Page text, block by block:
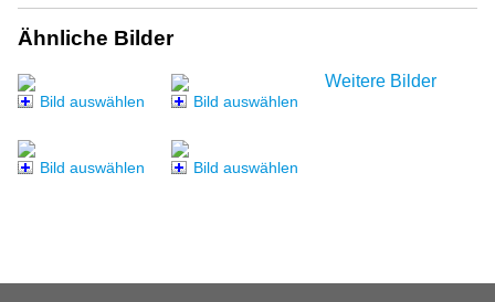
Ähnliche Bilder
Bild auswählen Bild auswählen
Bild auswählen Bild auswählen
Weitere Bilder